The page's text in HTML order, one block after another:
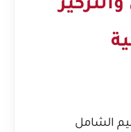
الشامل